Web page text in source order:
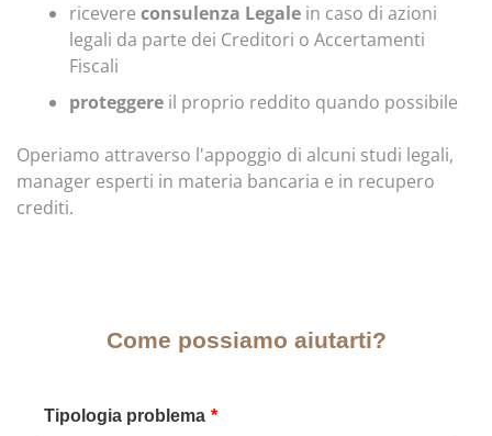
ricevere consulenza Legale in caso di azioni
legali da parte dei Creditori o Accertamenti
Fiscali
proteggere il proprio reddito quando possibile
Operiamo attraverso l'appoggio di alcuni studi legali,
manager esperti in materia bancaria e in recupero
crediti.